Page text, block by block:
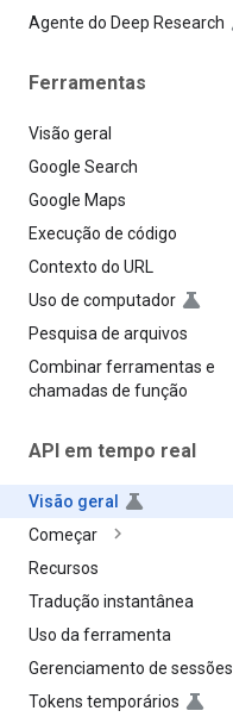
Agente do Deep Research
Ferramentas
Visão geral
Google Search
Google Maps
Execução de código
Contexto do URL
Uso de computador
Pesquisa de arquivos
Combinar ferramentas e
chamadas de função
API em tempo real
Visão geral
Começar
Recursos
Tradução instantânea
Uso da ferramenta
Gerenciamento de sessões
Tokens temporários